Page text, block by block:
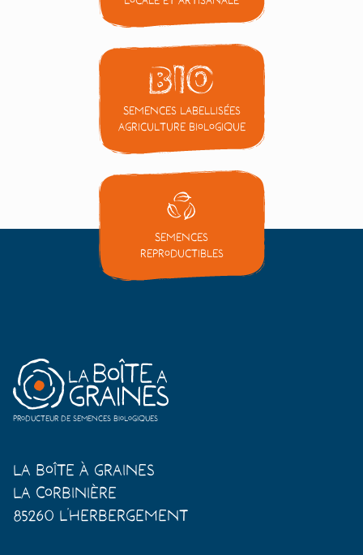
Semences labellisées
Agriculture Biologique
Semences
reproductibles
Producteur de semences biologiques
La Boîte à Graines
La Corbinière
85260 L'Herbergement